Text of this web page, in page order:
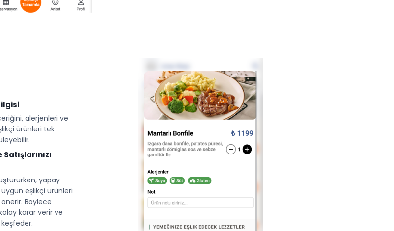
alerjenleri ve
ürünleri tek
yapay
eşlikçi ürünleri
Böylece
karar verir ve